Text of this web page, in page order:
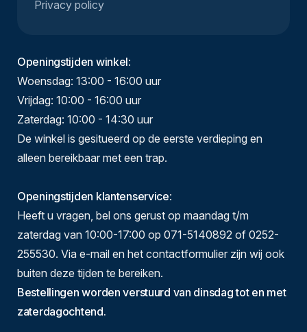
Privacy policy
Openingstijden winkel:
Woensdag: 13:00 - 16:00 uur
Vrijdag: 10:00 - 16:00 uur
Zaterdag: 10:00 - 14:30 uur
De winkel is gesitueerd op de eerste verdieping en
alleen bereikbaar met een trap.
Openingstijden klantenservice:
Heeft u vragen, bel ons gerust op maandag t/m
zaterdag van 10:00-17:00 op 071-5140892 of 0252-
255530. Via e-mail en het contactformulier zijn wij ook
buiten deze tijden te bereiken.
Bestellingen worden verstuurd van dinsdag tot en met
zaterdagochtend.